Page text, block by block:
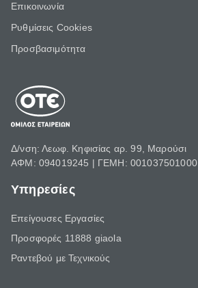
Επικοινωνία
Ρυθμίσεις Cookies
Προσβασιμότητα
Δ/νση: Λεωφ. Κηφισίας αρ. 99, Μαρούσι
ΑΦΜ: 094019245 | ΓΕΜΗ: 001037501000
Υπηρεσίες
Επείγουσες Εργασίες
Προσφορές 11888 giaola
Ραντεβού με Τεχνικούς